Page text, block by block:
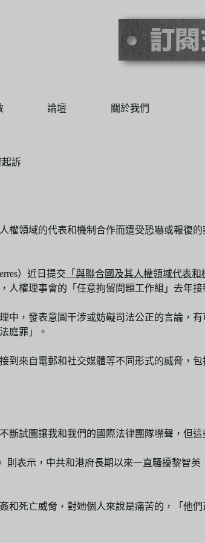
論壇 關於我們
訴
領域的代表和機制合作而遭受恐嚇或報復
）近日提交 「與聯合國及其人權領域代表
權理事會的「任意拘留問題工作組」去年
，發表意圖干涉或妨礙司法公正的言論，
庭罪」。
來自電郵和社交媒體等不同形式的威脅，
試圖讓我和我們的國際法律團隊噤聲，但
則表示，中共和港府長期以來一直騷擾黎智
死亡威脅，對她個人來說是痛苦的，「他